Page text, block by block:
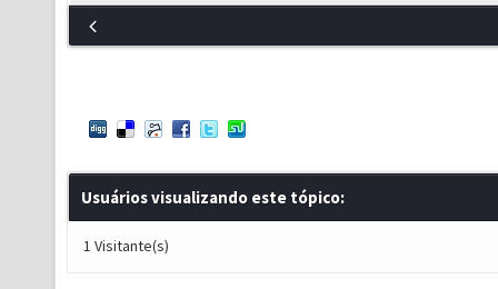
Usuários visualizando este tópico:
1 Visitante(s)